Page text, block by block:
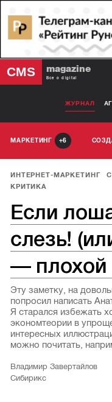
CMS magazine
Все о digital
ЖУРНАЛ
МАРКЕТИНГ 6
ИНТЕРНЕТ-МАРКЕТИНГ
КРИТИКА
Если
слезь!
— плохой
Эту заметку, на
попросил написать
Я старался избежать
экономтеории в
интересных
можно почитать,
Владимир Завертайлов
Сибирикс